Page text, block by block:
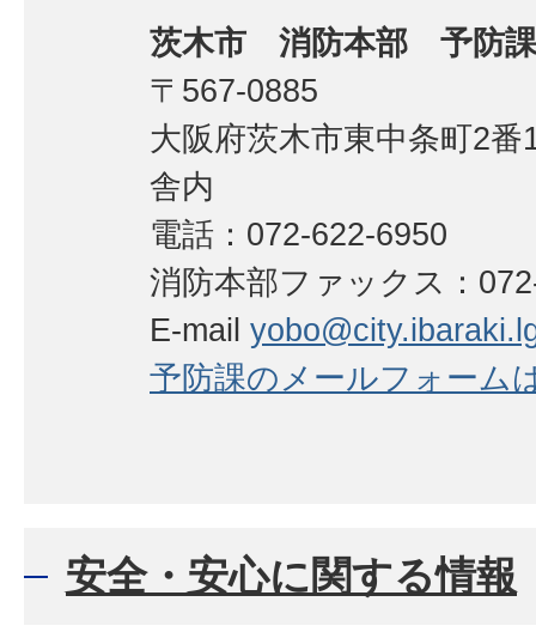
茨木市 消防本部 予防課
〒567-0885
大阪府茨木市東中条町2
舎内
電話：072-622-6950
消防本部ファックス：
E-mail
予防課のメールフォーム
安全・安心に関する情報